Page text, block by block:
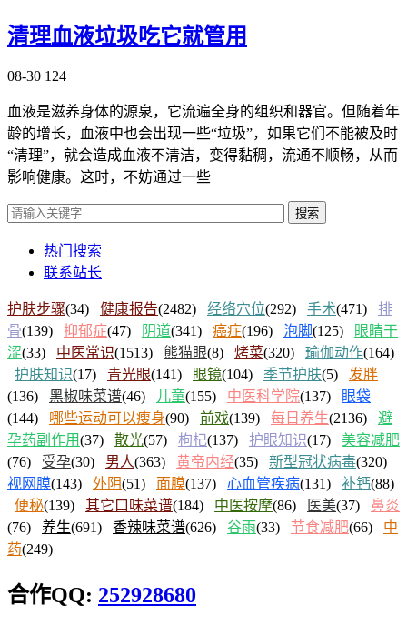
清理血液垃圾吃它就管用
08-30 124
血液是滋养身体的源泉，它流遍全身的组织和器官。但随着年
龄的增长，血液中也会出现一些“垃圾”，如果它们不能被及时
“清理”，就会造成血液不清洁，变得黏稠，流通不顺畅，从而
影响健康。这时，不妨通过一些
搜索
热门搜索
联系站长
护肤步骤(34) 健康报告(2482) 经络穴位(292) 手术(471) 排
骨(139) 抑郁症(47) 阴道(341) 癌症(196) 泡脚(125)
眼睛干
涩(33) 中医常识(1513) 熊猫眼(8) 烤菜(320) 瑜伽动作(164)
护肤知识(17) 青光眼(141) 眼镜(104) 季节护肤(5) 发胖
(136) 黑椒味菜谱(46) 儿童(155) 中医科学院(137)
眼袋
(144) 哪些运动可以瘦身(90) 前戏(139) 每日养生(2136) 避
孕药副作用(37) 散光(57) 枸杞(137) 护眼知识(17) 美容减肥
(76) 受孕(30) 男人(363) 黄帝内经(35) 新型冠状病毒(320)
视网膜(143) 外阴(51) 面膜(137) 心血管疾病(131) 补钙(88)
便秘(139) 其它口味菜谱(184) 中医按摩(86) 医美(37) 鼻炎
(76) 养生(691) 香辣味菜谱(626) 谷雨(33) 节食减肥(66) 中
药(249)
合作QQ: 252928680